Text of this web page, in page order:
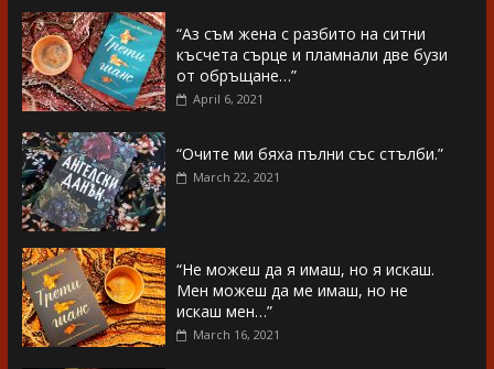
“Аз съм жена с разбито на ситни
късчета сърце и пламнали две бузи
от обръщане…”
April 6, 2021
“Очите ми бяха пълни със стълби.”
March 22, 2021
“Не можеш да я имаш, но я искаш.
Мен можеш да ме имаш, но не
искаш мен…”
March 16, 2021